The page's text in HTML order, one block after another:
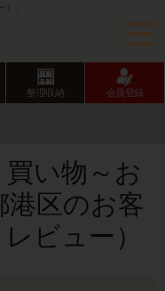
）」
整理収納 会員登録
い物～お
港区のお客
ビュー）